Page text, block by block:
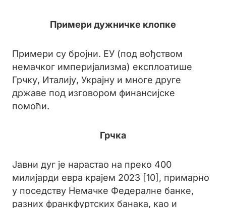
Примери дужничке клопке
Примери су бројни. ЕУ (под вођством
немачког империјализма) експлоатише
Грчку, Италију, Украјну и многе друге
државе под изговором финансијске
помоћи.
Грчка
Јавни дуг је нарастао на преко 400
милијарди евра крајем 2023 [10], примарно
у поседству Немачке Федералне банке,
разних франкфуртских банака, као и